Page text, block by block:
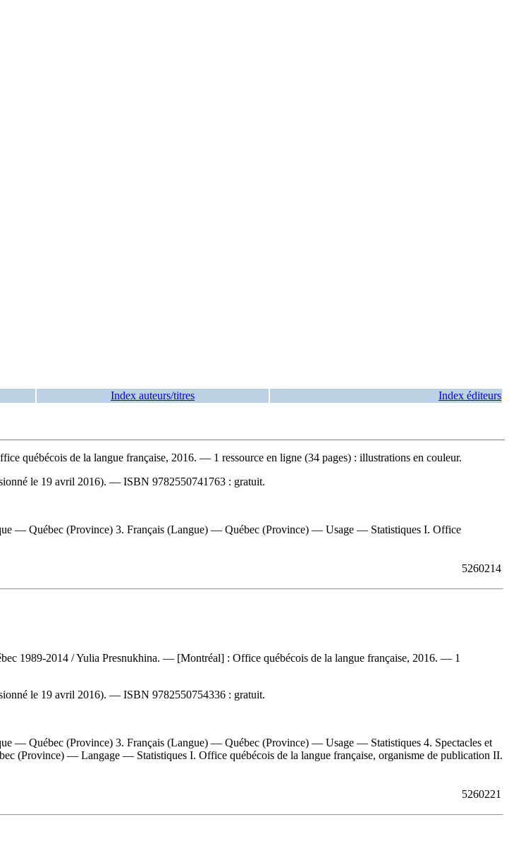
Index auteurs/titres Index éditeurs
québécois de la langue française, 2016. — 1 ressource en ligne (34 pages) : illustrations en couleur.
le 19 avril 2016). — ISBN 9782550741763 : gratuit.
— Québec (Province) 3. Français (Langue) — Québec (Province) — Usage — Statistiques I. Office
5260214
1989-2014 / Yulia Presnukhina. — [Montréal] : Office québécois de la langue française, 2016. — 1
le 19 avril 2016). — ISBN 9782550754336 : gratuit.
— Québec (Province) 3. Français (Langue) — Québec (Province) — Usage — Statistiques 4. Spectacles et
(Province) — Langage — Statistiques I. Office québécois de la langue française, organisme de publication II.
5260221